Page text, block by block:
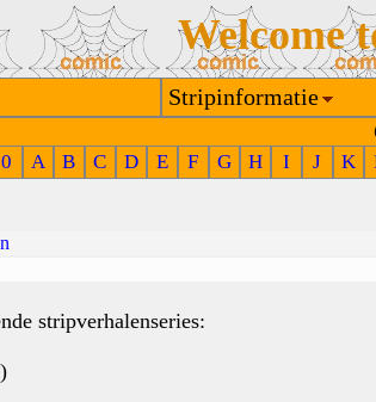
Welcome
Stripinformatie
0 A B C D E F G H I J K
stripverhalenseries: